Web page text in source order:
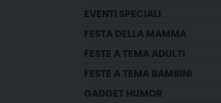
EVENTI SPECIALI
FESTA DELLA MAMMA
FESTE A TEMA ADULTI
FESTE A TEMA BAMBINI
GADGET HUMOR